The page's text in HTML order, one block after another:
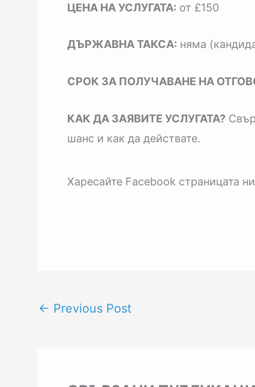
ЦЕНА НА УСЛУГАТА: от £150
ДЪРЖАВНА ТАКСА: няма
СРОК ЗА ПОЛУЧАВАНЕ НА
КАК ДА ЗАЯВИТЕ УСЛУГАТА?
шанс и как да действате.
Харесайте Facebook страницата ни
← Previous Post